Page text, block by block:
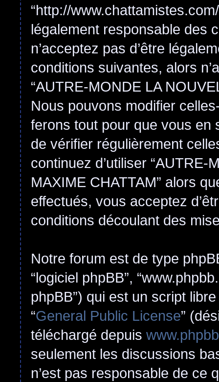
“http://
légalement responsable des
n’acceptez pas d’être
conditions suivantes, alors
“AUTRE-MONDE LA
Nous pouvons modifier
ferons tout pour que vous en
de vérifier régulièrement
continuez d’utiliser “AUTRE-
MAXIME CHATTAM” alors
effectués, vous acceptez
conditions découlant des
Notre forum est de type
“logiciel phpBB”,
phpBB”) qui est un script
“General Public License”
téléchargé depuis
seulement les discussions
n’est pas responsable de ce